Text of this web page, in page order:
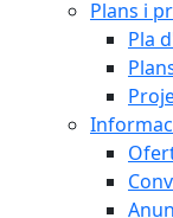
Plans i
Pla